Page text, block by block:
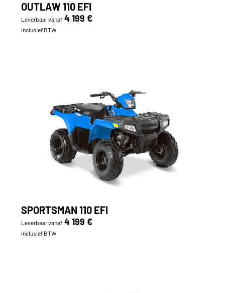
OUTLAW 110 EFI
Leverbaar vanaf 4 199 €
inclusief BTW
SPORTSMAN 110 EFI
Leverbaar vanaf 4 199 €
inclusief BTW